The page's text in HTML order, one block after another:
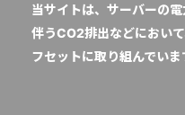
当サイトは、サーバーの
伴うCO2排出などにおい
フセットに取り組んでいま